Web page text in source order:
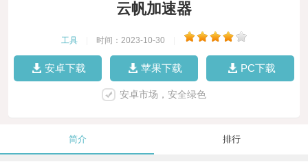
云帆加速器
工具 时间：2023-10-30
安卓下载 苹果下载 PC下载
安卓市场，安全绿色
简介 排行